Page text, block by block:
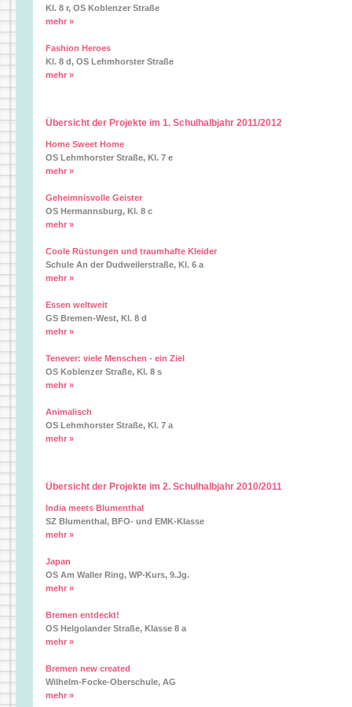
Kl. 8 r, OS Koblenzer Straße
mehr »
Fashion Heroes
Kl. 8 d, OS Lehmhorster Straße
mehr »
Übersicht der Projekte im 1. Schulhalbjahr 2011/2012
Home Sweet Home
OS Lehmhorster Straße, Kl. 7 e
mehr »
Geheimnisvolle Geister
OS Hermannsburg, Kl. 8 c
mehr »
Coole Rüstungen und traumhafte Kleider
Schule An der Dudweilerstraße, Kl. 6 a
mehr »
Essen weltweit
GS Bremen-West, Kl. 8 d
mehr »
Tenever: viele Menschen - ein Ziel
OS Koblenzer Straße, Kl. 8 s
mehr »
Animalisch
OS Lehmhorster Straße, Kl. 7 a
mehr »
Übersicht der Projekte im 2. Schulhalbjahr 2010/2011
India meets Blumenthal
SZ Blumenthal, BFO- und EMK-Klasse
mehr »
Japan
OS Am Waller Ring, WP-Kurs, 9.Jg.
mehr »
Bremen entdeckt!
OS Helgolander Straße, Klasse 8 a
mehr »
Bremen new created
Wilhelm-Focke-Oberschule, AG
mehr »